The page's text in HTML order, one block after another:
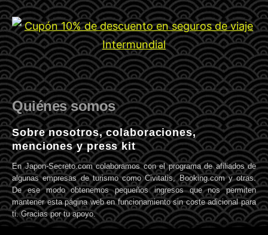
Quiénes somos
Sobre nosotros, colaboraciones,
menciones y press kit
En Japon-Secreto.com colaboramos con el programa de afiliados de
algunas empresas de turismo como Civitatis, Booking.com y otras.
De ese modo obtenemos pequeños ingresos que nos permiten
mantener esta página web en funcionamiento sin coste adicional para
ti. Gracias por tu apoyo.